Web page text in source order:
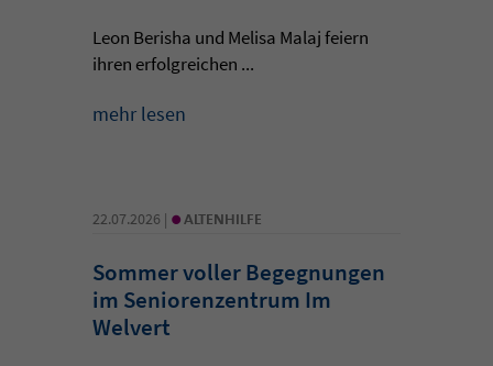
Leon Berisha und Melisa Malaj feiern
ihren erfolgreichen ...
mehr lesen
22.07.2026 | • ALTENHILFE
Sommer voller Begegnungen
im Seniorenzentrum Im
Welvert